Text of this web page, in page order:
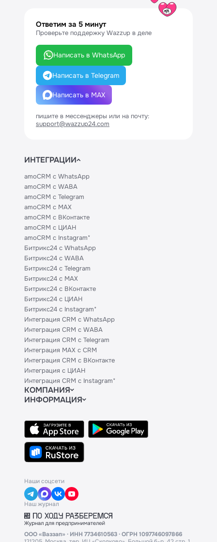
Ответим за 5 минут
Проверьте поддержку Wazzup в деле
Написать в WhatsApp
Написать в Telegram
Написать в MAX
пишите в мессенджеры или на почту:
support@wazzup24.com
ИНТЕГРАЦИИ
amoCRM с WhatsApp
amoCRM с WABA
amoCRM с Telegram
amoCRM с MAX
amoCRM с ВКонтакте
amoCRM с ЦИАН
amoCRM с Instagram*
Битрикс24 с WhatsApp
Битрикс24 с WABA
Битрикс24 с Telegram
Битрикс24 с MAX
Битрикс24 с ВКонтакте
Битрикс24 с ЦИАН
Битрикс24 с Instagram*
Интеграция CRM с WhatsApp
Интеграция CRM с WABA
Интеграция CRM с Telegram
Интеграция MAX с CRM
Интеграция CRM с ВКонтакте
Интеграция с ЦИАН
Интеграция CRM с Instagram*
КОМПАНИЯ
Блог
Контакты
Политики и соглашения
Сведения об ИТ-деятельности
ИНФОРМАЦИЯ
Техническим партнерам
Тарифы
API
База знаний
Наши соцсети
Наш журнал
ООО «Ваззап» · ИНН 7734610563 · ОГРН 1097746097866